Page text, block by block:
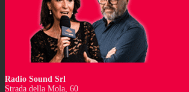
Radio Sound Srl
Strada della Mola, 60